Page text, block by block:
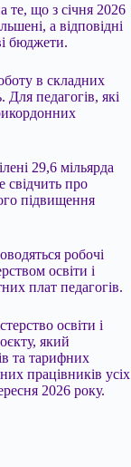
те, що з січня 2026
а відповідні
бюджети.
в складних
педагогів, які
29,6 мільярда
про
підвищення
робочі
освіти і
плат педагогів.
освіти і
який
та тарифних
працівників усіх
2026 року.